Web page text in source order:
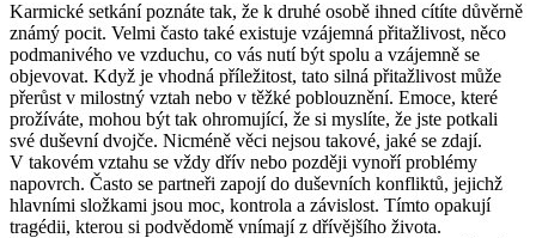
Karmické setkání poznáte tak, že k druhé osobě ihned cítíte důvěrně
známý pocit. Velmi často také existuje vzájemná přitažlivost, něco
podmanivého ve vzduchu, co vás nutí být spolu a vzájemně se
objevovat. Když je vhodná příležitost, tato silná přitažlivost může
přerůst v milostný vztah nebo v těžké poblouznění. Emoce, které
prožíváte, mohou být tak ohromující, že si myslíte, že jste potkali
své duševní dvojče. Nicméně věci nejsou takové, jaké se zdají.
V takovém vztahu se vždy dřív nebo později vynoří problémy
napovrch. Často se partneři zapojí do duševních konfliktů, jejichž
hlavními složkami jsou moc, kontrola a závislost. Tímto opakují
tragédii, kterou si podvědomě vnímají z dřívějšího života.